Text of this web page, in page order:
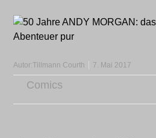
Autor:Tillmann Courth 7. Mai 2017
Comics